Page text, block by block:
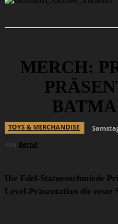
MERCH:
TOYS & MERCHANDISE
von Bernd
Die Edel-Statuenschmiede
Level-Präsentation die erste